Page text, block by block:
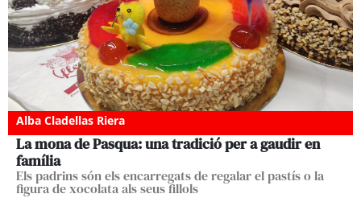
Alba Cladellas Riera
La mona de Pasqua: una tradició per a gaudir en
família
Els padrins són els encarregats de regalar el pastís o la
figura de xocolata als seus fillols